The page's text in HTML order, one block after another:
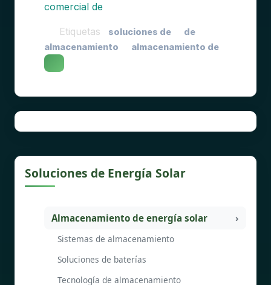
comercial de
Etiquetas soluciones de
de
almacenamiento
almacenamiento de
Soluciones de Energía Solar
Almacenamiento de energía solar
Sistemas de almacenamiento
Soluciones de baterías
Tecnología de almacenamiento